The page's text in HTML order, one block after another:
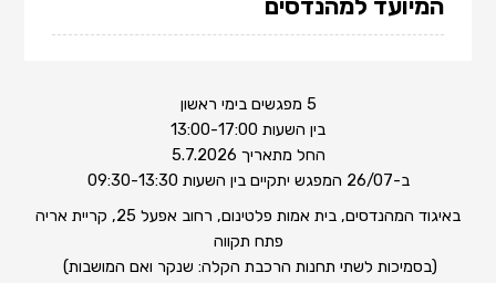
המיועד למהנדסים
5 מפגשים בימי ראשון
בין השעות 13:00-17:00
החל מתאריך 5.7.2026
ב-26/07 המפגש יתקיים בין השעות 09:30-13:30
באיגוד המהנדסים, בית אמות פלטינום, רחוב אפעל 25, קריית אריה
פתח תקווה
(בסמיכות לשתי תחנות הרכבת הקלה: שנקר ואם המושבות)